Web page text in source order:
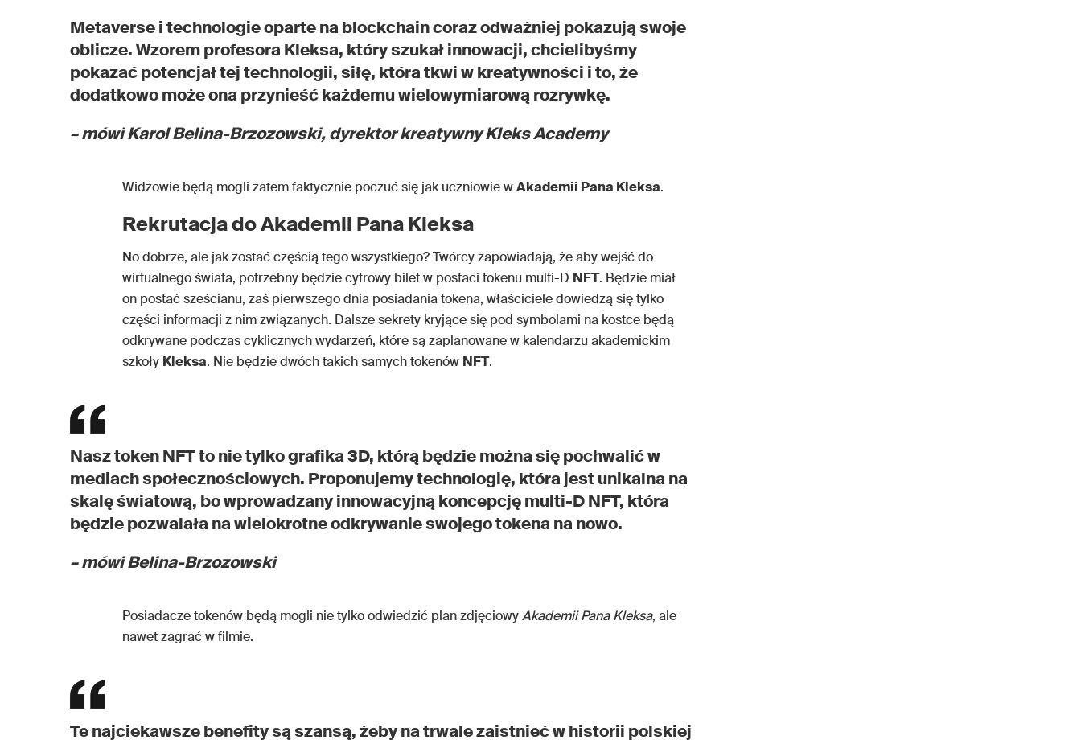
Metaverse i technologie oparte na blockchain coraz odważniej pokazują swoje
oblicze. Wzorem profesora Kleksa, który szukał innowacji, chcielibyśmy
pokazać potencjał tej technologii, siłę, która tkwi w kreatywności i to, że
dodatkowo może ona przynieść każdemu wielowymiarową rozrywkę.
– mówi Karol Belina-Brzozowski, dyrektor kreatywny Kleks Academy
Widzowie będą mogli zatem faktycznie poczuć się jak uczniowie wAkademii Pana Kleksa.
Rekrutacja do Akademii Pana Kleksa
No dobrze, ale jak zostać częścią tego wszystkiego? Twórcy zapowiadają, że aby wejść do
wirtualnego świata, potrzebny będzie cyfrowy bilet w postaci tokenu multi-D NFT. Będzie miał
on postać sześcianu, zaś pierwszego dnia posiadania tokena, właściciele dowiedzą się tylko
części informacji z nim związanych. Dalsze sekrety kryjące się pod symbolami na kostce będą
odkrywane podczas cyklicznych wydarzeń, które są zaplanowane w kalendarzu akademickim
szkoły Kleksa. Nie będzie dwóch takich samych tokenów NFT.
Nasz token NFT to nie tylko grafika 3D, którą będzie można się pochwalić w
mediach społecznościowych. Proponujemy technologię, która jest unikalna na
skalę światową, bo wprowadzany innowacyjną koncepcję multi-D NFT, która
będzie pozwalała na wielokrotne odkrywanie swojego tokena na nowo.
– mówi Belina-Brzozowski
Posiadacze tokenów będą mogli nie tylko odwiedzić plan zdjęciowyAkademii Pana Kleksa, ale
nawet zagrać w filmie.
Te najciekawsze benefity są szansą, żeby na trwale zaistnieć w historii polskiej